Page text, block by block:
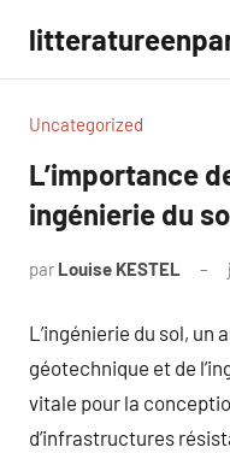
contenu
Uncategorized
L’importance
ingénierie du
par Louise KESTEL
L’ingénierie du sol, un
géotechnique et de
vitale pour la
d’infrastructures